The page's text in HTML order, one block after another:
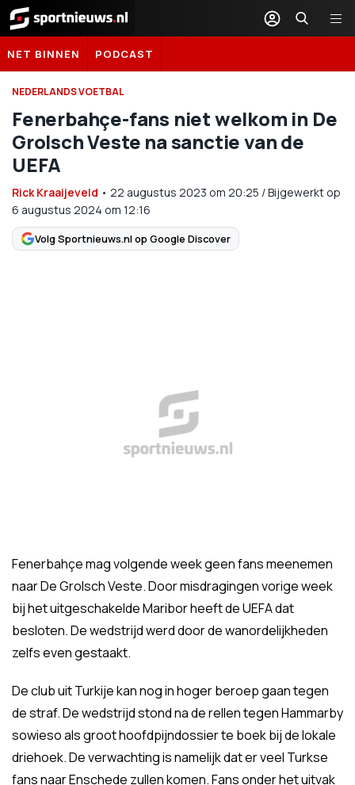
Sportnieuws.nl
NET BINNEN PODCAST
NEDERLANDS VOETBAL
Fenerbahçe-fans niet welkom in De
Grolsch Veste na sanctie van de
UEFA
Rick Kraaijeveld • 22 augustus 2023 om 20:25 /Bijgewerkt op
6 augustus 2024 om 12:16
Volg Sportnieuws.nl op Google Discover
Fenerbahçe mag volgende week geen fans meenemen
naar De Grolsch Veste. Door misdragingen vorige week
bij het uitgeschakelde Maribor heeft de UEFA dat
besloten. De wedstrijd werd door de wanordelijkheden
zelfs even gestaakt.
De club uit Turkije kan nog in hoger beroep gaan tegen
de straf. De wedstrijd stond na de rellen tegen Hammarby
sowieso als groot hoofdpijndossier te boek bij de lokale
driehoek. De verwachting is namelijk dat er veel Turkse
fans naar Enschede zullen komen. Fans onder het uitvak